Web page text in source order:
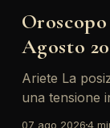
Agosto
Ariete La posizione di Saturno in Ariete crea
una tensione
07 ago 20264